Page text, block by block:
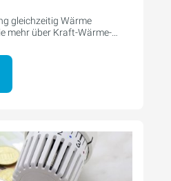
gleichzeitig Wärme
mehr über Kraft-Wärme-